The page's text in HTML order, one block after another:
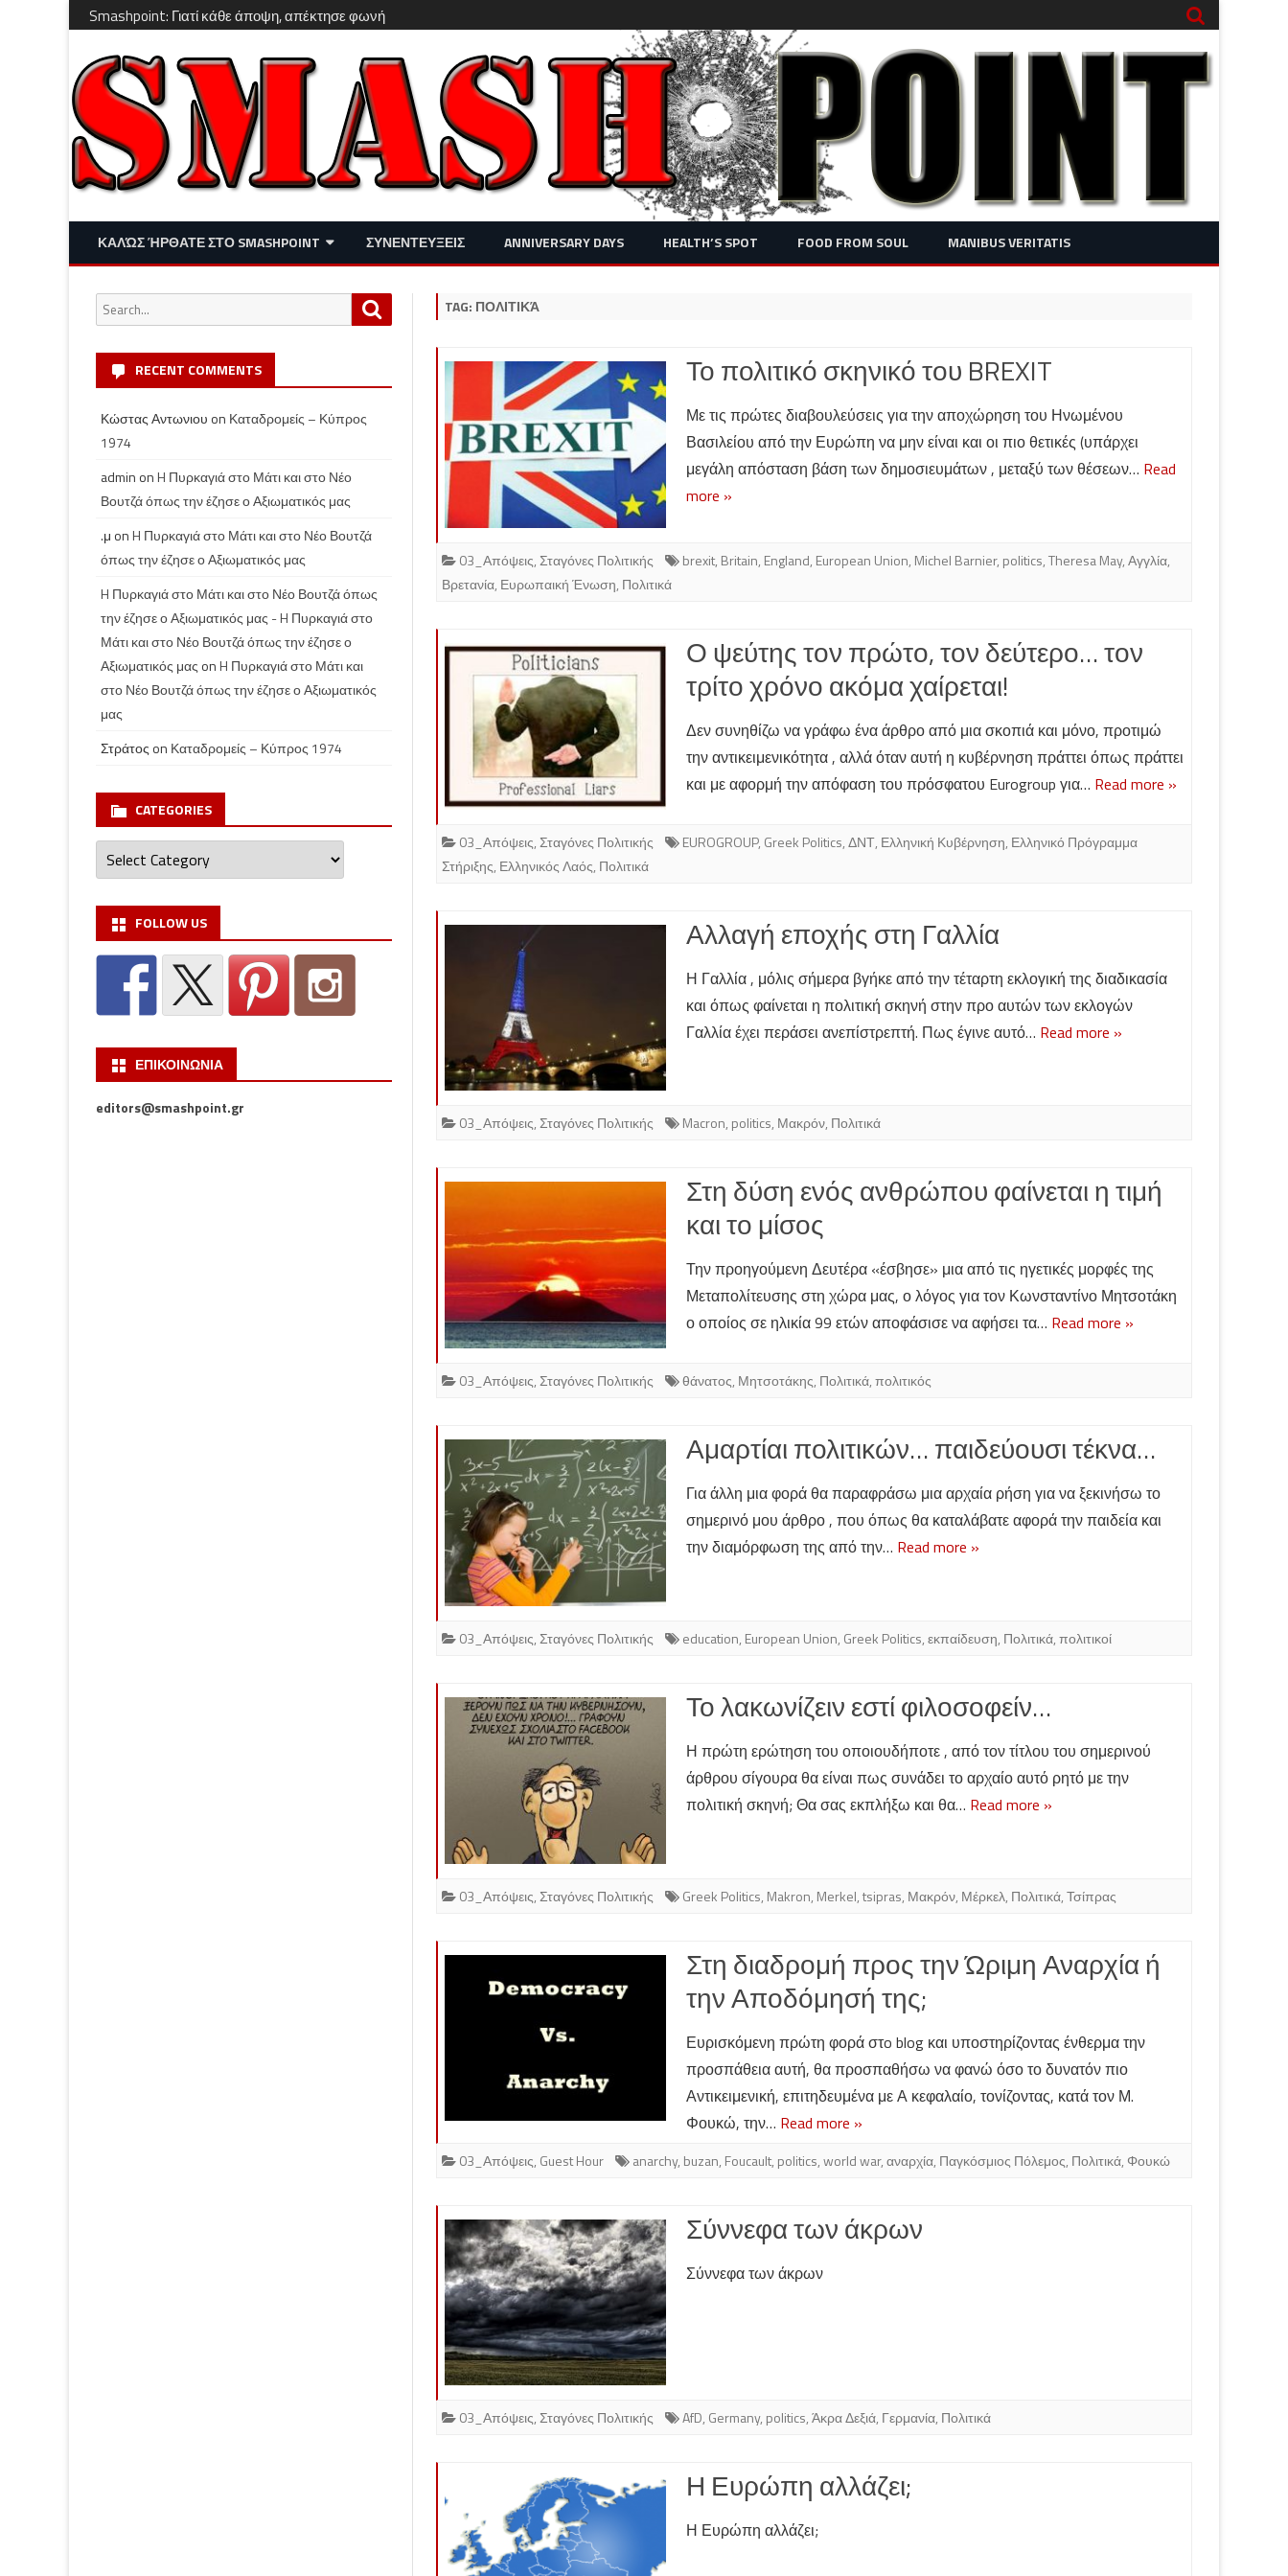
Smashpoint: Γιατί κάθε άποψη, απέκτησε φωνή
Skip
content
ΚΑΛΏΣ ΉΡΘΑΤΕ ΣΤΟ SMASHPOINT
ΔΙΑΣΚΈΔΑΣΗ – LIFESTYLE
ΣΥΝΕΝΤΕΥΞΕΙΣ ANNIVERSARY DAYS HEALTH’S SPOT FOOD FROM SOUL MANIBUS VERITATIS
TAG: ΠΟΛΙΤΙΚΆ
Το πολιτικό σκηνικό του BREXIT
Με τις πρώτες διαβουλεύσεις για την αποχώρηση του Ηνωμένου
Βασιλείου από την Ευρώπη να μην είναι και οι πιο θετικές (υπάρχει
μεγάλη απόσταση βάση των δημοσιευμάτων , μεταξύ των θέσεων… Read
more »
03_Απόψεις,Σταγόνες Πολιτικής brexit, Britain, England, European Union, Michel Barnier, politics,Theresa May,Αγγλία,
Βρετανία, Ευρωπαική Ένωση, Πολιτικά
Ο ψεύτης τον πρώτο, τον δεύτερο… τον
τρίτο χρόνο ακόμα χαίρεται!
Δεν συνηθίζω να γράφω ένα άρθρο από μια σκοπιά και μόνο, προτιμώ
την αντικειμενικότητα , αλλά όταν αυτή η κυβέρνηση πράττει όπως πράττει
και με αφορμή την απόφαση του πρόσφατου Eurogroup για… Read more »
03_Απόψεις,Σταγόνες Πολιτικής EUROGROUP, Greek Politics,ΔΝΤ, Ελληνική Κυβέρνηση, Ελληνικό Πρόγραμμα
Στήριξης, Ελληνικός Λαός, Πολιτικά
Αλλαγή εποχής στη Γαλλία
Η Γαλλία , μόλις σήμερα βγήκε από την τέταρτη εκλογική της διαδικασία
και όπως φαίνεται η πολιτική σκηνή στην προ αυτών των εκλογών
Γαλλία έχει περάσει ανεπίστρεπτή. Πως έγινε αυτό… Read more »
03_Απόψεις,Σταγόνες Πολιτικής Macron, politics, Μακρόν, Πολιτικά
Στη δύση ενός ανθρώπου φαίνεται η τιμή
και το μίσος
Την προηγούμενη Δευτέρα «έσβησε» μια από τις ηγετικές μορφές της
Μεταπολίτευσης στη χώρα μας, ο λόγος για τον Κωνσταντίνο Μητσοτάκη
ο οποίος σε ηλικία 99 ετών αποφάσισε να αφήσει τα… Read more »
03_Απόψεις,Σταγόνες Πολιτικής θάνατος, Μητσοτάκης, Πολιτικά,πολιτικός
Αμαρτίαι πολιτικών… παιδεύουσι τέκνα…
Για άλλη μια φορά θα παραφράσω μια αρχαία ρήση για να ξεκινήσω το
σημερινό μου άρθρο , που όπως θα καταλάβατε αφορά την παιδεία και
την διαμόρφωση της από την… Read more »
03_Απόψεις,Σταγόνες Πολιτικής education, European Union, Greek Politics,εκπαίδευση, Πολιτικά,πολιτικοί
Το λακωνίζειν εστί φιλοσοφείν…
Η πρώτη ερώτηση του οποιουδήποτε , από τον τίτλου του σημερινού
άρθρου σίγουρα θα είναι πως συνάδει το αρχαίο αυτό ρητό με την
πολιτική σκηνή; Θα σας εκπλήξω και θα… Read more »
03_Απόψεις,Σταγόνες Πολιτικής Greek Politics, Makron, Merkel,tsipras, Μακρόν, Μέρκελ, Πολιτικά,Τσίπρας
Στη διαδρομή προς την Ώριμη Αναρχία ή
την Αποδόμησή της;
Ευρισκόμενη πρώτη φορά στo blog και υποστηρίζοντας ένθερμα την
προσπάθεια αυτή, θα προσπαθήσω να φανώ όσο το δυνατόν πιο
Αντικειμενική, επιτηδευμένα με Α κεφαλαίο, τονίζοντας, κατά τον Μ.
Φουκώ, την… Read more »
03_Απόψεις, Guest Hour anarchy, buzan, Foucault, politics,world war,αναρχία, Παγκόσμιος Πόλεμος, Πολιτικά, Φουκώ
Σύννεφα των άκρων
Σύννεφα των άκρων
03_Απόψεις,Σταγόνες Πολιτικής AfD, Germany, politics,Άκρα Δεξιά, Γερμανία, Πολιτικά
Η Ευρώπη αλλάζει;
Η Ευρώπη αλλάζει;
Search
for:
RECENT COMMENTS
Κώστας Αντωνιου on Καταδρομείς – Κύπρος
1974
admin onH Πυρκαγιά στο Μάτι και στο Νέο
Βουτζά όπως την έζησε ο Αξιωματικός μας
.μ onH Πυρκαγιά στο Μάτι και στο Νέο Βουτζά
όπως την έζησε ο Αξιωματικός μας
H Πυρκαγιά στο Μάτι και στο Νέο Βουτζά όπως
την έζησε ο Αξιωματικός μας - H Πυρκαγιά στο
Μάτι και στο Νέο Βουτζά όπως την έζησε ο
Αξιωματικός μας onH Πυρκαγιά στο Μάτι και
στο Νέο Βουτζά όπως την έζησε ο Αξιωματικός
μας
Στράτος on Καταδρομείς – Κύπρος 1974
CATEGORIES
Categories
FOLLOW US
ΕΠΙΚΟΙΝΩΝΙΑ
editors@smashpoint.gr